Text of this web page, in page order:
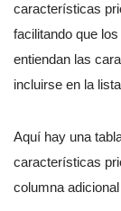
características
facilitando que
entiendan las
incluirse en la
Aquí hay una
características
columna